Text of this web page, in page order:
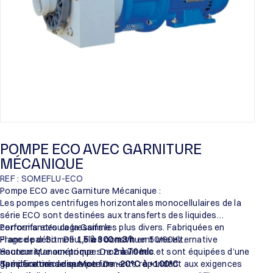
POMPE ECO AVEC GARNITURE
MÉCANIQUE
REF : SOMEFLU-ECO
Pompe ECO avec Garniture Mécanique :
Les pompes centrifuges horizontales monocellulaires de la
série ECO sont destinées aux transferts des liquides
corrosifs et/ou agressifs les plus divers. Fabriquées en
France par Someflu, elles constituent une alternative
économique aux pompes normalisées et sont équipées d’une
garniture mécanique performante répondant aux exigences
Performances de la Gamme :
Plage de débit : De1,5 à 300 m3/hen 50/60Hz.
Hauteur Manométrique : De2 à 70 mlc.
Température de service : De-20°C à +100°C.
Spécifications des Moteurs :